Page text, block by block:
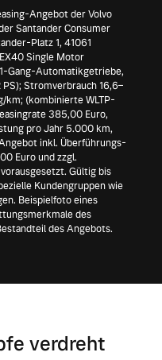
Angebot der Volvo
Santander Consumer
Platz 1, 41061
Single Motor
Gang-Automatikgetriebe,
Stromverbrauch 16,6–
km; (kombinierte WLTP-
385,00 Euro,
pro Jahr 5.000 km,
inkl. Überführungs-
Euro und zzgl.
Gültig bis
Kundengruppen wie
Beispielfoto eines
des
des Angebots.
verdreht